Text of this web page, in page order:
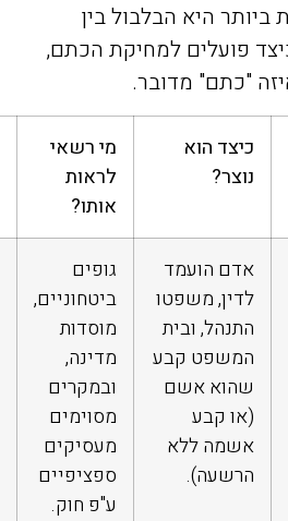
היא הבלבול בין
פועלים למחיקת הכתם,
"כתם" מדובר.
כיצד הוא
נוצר?
מי רשאי
לראות
אותו?
אדם הועמד
לדין, משפטו
התנהל, ובית
המשפט קבע
שהוא אשם
(או קבע
אשמה ללא
הרשעה).
גופים
ביטחוניים,
מוסדות
מדינה,
ובמקרים
מסוימים
מעסיקים
ספציפיים
ע"פ חוק.